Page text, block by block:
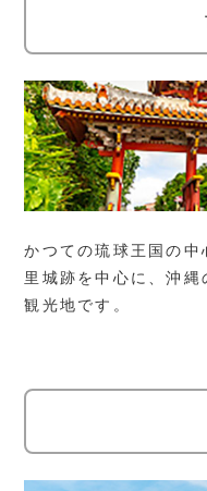
かつての琉球王国の
里城跡を中心に、沖
観光地です。